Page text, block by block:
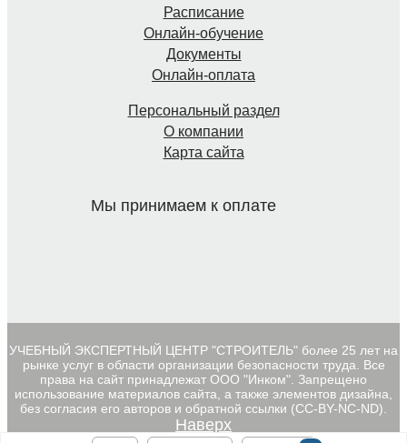
Расписание
Онлайн-обучение
Документы
Онлайн-оплата
Персональный раздел
О компании
Карта сайта
Мы принимаем к оплате
УЧЕБНЫЙ ЭКСПЕРТНЫЙ ЦЕНТР "СТРОИТЕЛЬ" более 25 лет на
рынке услуг в области организации безопасности труда. Все
права на сайт принадлежат ООО "Инком". Запрещено
использование материалов сайта, а также элементов дизайна,
без согласия его авторов и обратной ссылки (CC-BY-NC-ND).
Наверх